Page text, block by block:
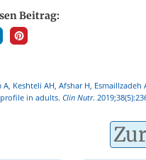
Beitrag:
A, Keshteli AH, Afshar H,
in adults. Clin Nutr.